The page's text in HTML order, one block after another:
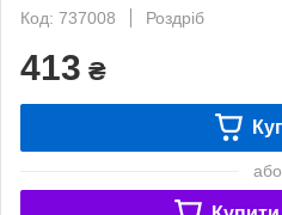
Код: 737008
Роздріб
413 ₴
або